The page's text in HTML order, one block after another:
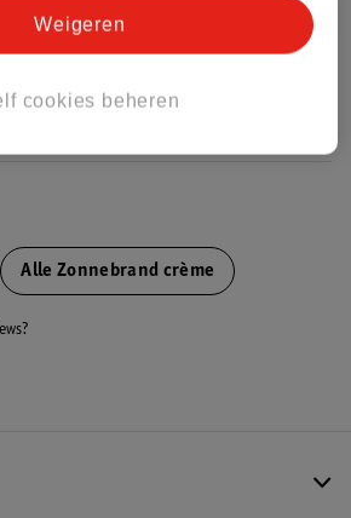
Meer informatie
Alle Zonnebrand crème
cookies beheren
Weigeren